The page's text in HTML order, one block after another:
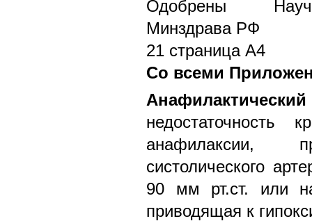
Одобрены
Минздрава РФ
21 страница А4
Со всеми
недостаточность
анафилаксии,
систолического
90 мм рт.ст. или
приводящая к